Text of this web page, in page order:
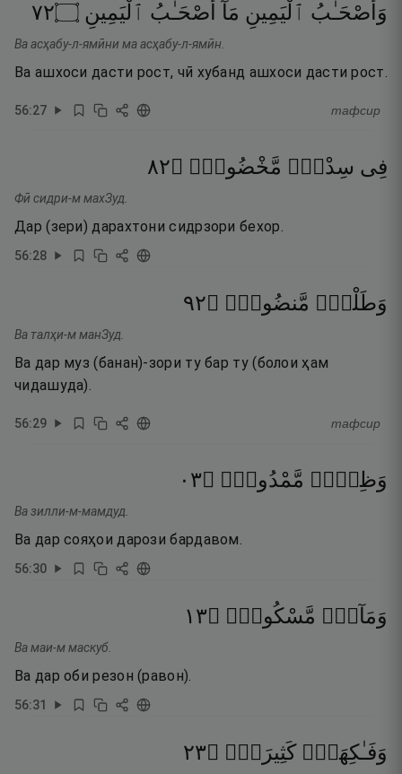
وَأَصْحَـٰبُ ٱلْيَمِينِ مَآ أَصْحَـٰبُ ٱلْيَمِينِ ۝٢٧
Ва асҳабу-л-ямӣни ма асҳабу-л-ямӣн.
Ва ашхоси дасти рост, чӣ хубанд ашхоси дасти рост.
56:27 тафсир
فِى سِدْرٍۢ مَّخْضُودٍۢ ۝٢٨
Фӣ сидри-м махЗуд.
Дар (зери) дарахтони сидрзори бехор.
56:28
وَطَلْحٍۢ مَّنضُودٍۢ ۝٢٩
Ва талҳи-м манЗуд.
Ва дар муз (банан)-зори ту бар ту (болои ҳам
чидашуда).
56:29 тафсир
وَظِلٍّۢ مَّمْدُودٍۢ ۝٣٠
Ва зилли-м-мамдуд.
Ва дар сояҳои дарози бардавом.
56:30
وَمَآءٍۢ مَّسْكُوبٍۢ ۝٣١
Ва маи-м маскуб.
Ва дар оби резон (равон).
56:31
وَفَـٰكِهَةٍۢ كَثِيرَةٍۢ ۝٣٢